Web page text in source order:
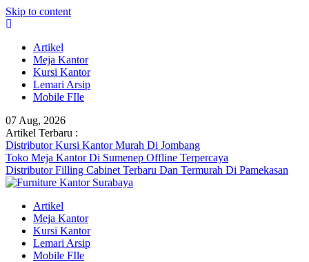
Skip to content
Artikel
Meja Kantor
Kursi Kantor
Lemari Arsip
Mobile FIle
07 Aug, 2026
Artikel Terbaru :
Distributor Kursi Kantor Murah Di Jombang
Toko Meja Kantor Di Sumenep Offline Terpercaya
Distributor Filling Cabinet Terbaru Dan Termurah Di Pamekasan
Artikel
Meja Kantor
Kursi Kantor
Lemari Arsip
Mobile FIle